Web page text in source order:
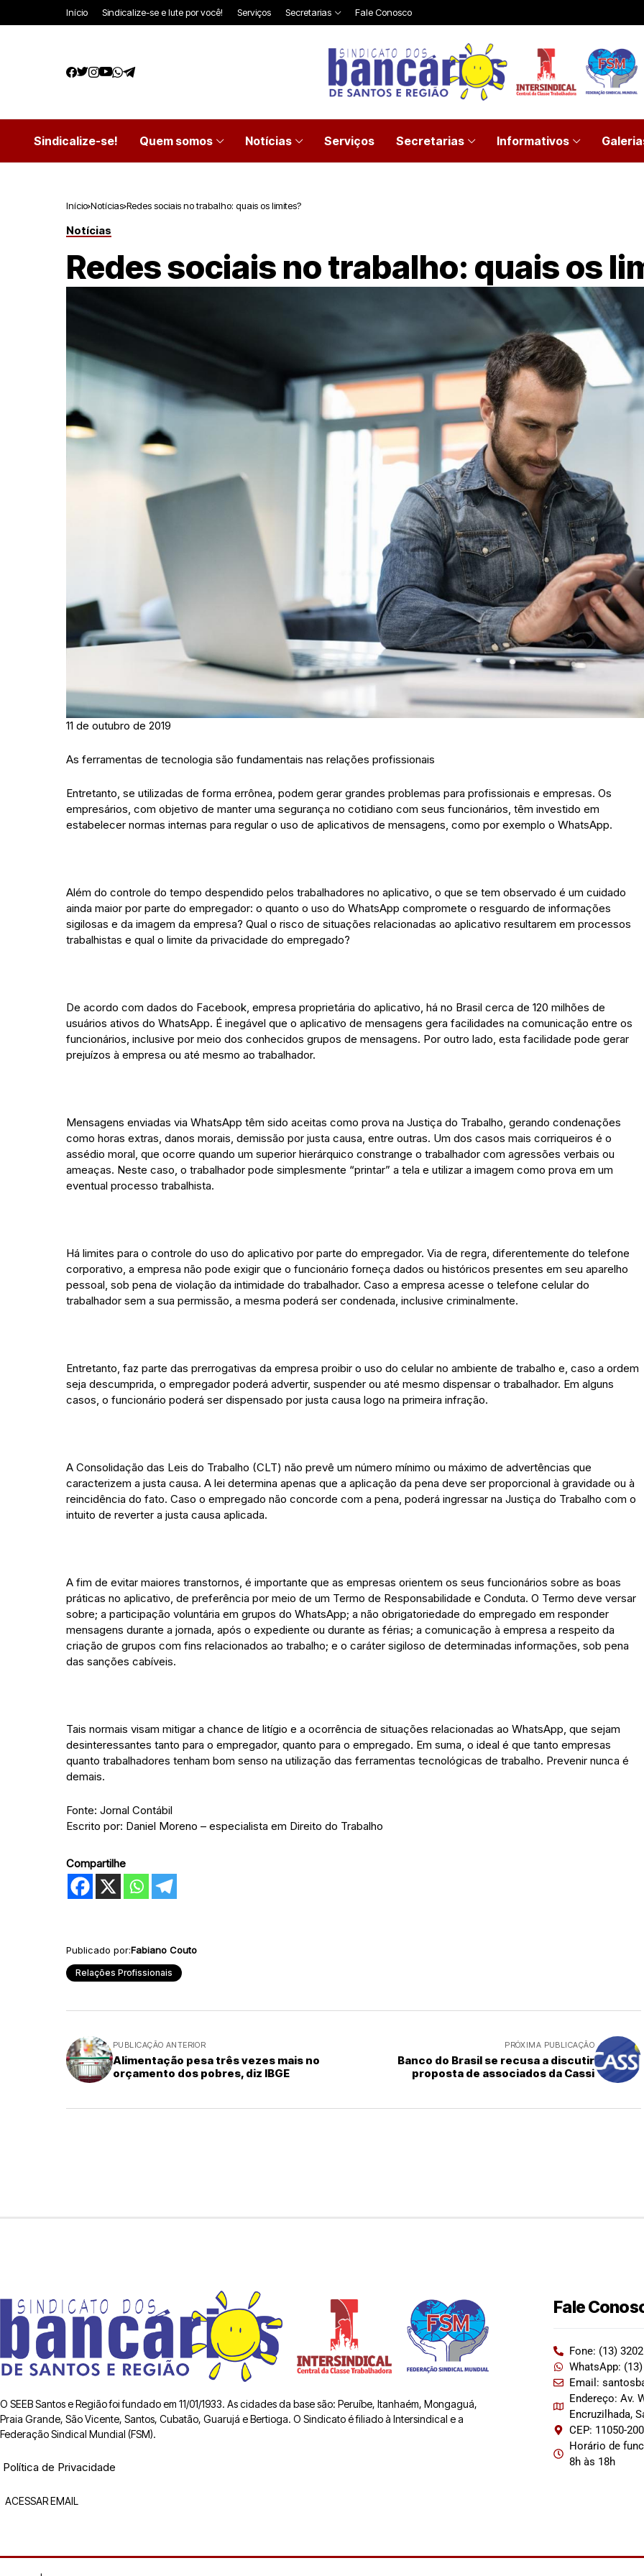
Início Sindicalize-se e lute por você! Serviços Secretarias Fale Conosco
Sindicalize-se! Quem somos Notícias Serviços Secretarias Informativos
Início Notícias Redes sociais no trabalho: quais os limites?
Notícias
Redes sociais no trabalho: quais os
11 de outubro de 2019
As ferramentas de tecnologia são fundamentais nas relações profissionais
Entretanto, se utilizadas de forma errônea, podem gerar grandes problemas para profissionais e empresas. Os
empresários, com objetivo de manter uma segurança no cotidiano com seus funcionários, têm investido em
estabelecer normas internas para regular o uso de aplicativos de mensagens, como por exemplo o WhatsApp.
Além do controle do tempo despendido pelos trabalhadores no aplicativo, o que se tem observado é um cuidado
ainda maior por parte do empregador: o quanto o uso do WhatsApp compromete o resguardo de informações
sigilosas e da imagem da empresa? Qual o risco de situações relacionadas ao aplicativo resultarem em processos
trabalhistas e qual o limite da privacidade do empregado?
De acordo com dados do Facebook, empresa proprietária do aplicativo, há no Brasil cerca de 120 milhões de
usuários ativos do WhatsApp. É inegável que o aplicativo de mensagens gera facilidades na comunicação entre os
funcionários, inclusive por meio dos conhecidos grupos de mensagens. Por outro lado, esta facilidade pode gerar
prejuízos à empresa ou até mesmo ao trabalhador.
Mensagens enviadas via WhatsApp têm sido aceitas como prova na Justiça do Trabalho, gerando condenações
como horas extras, danos morais, demissão por justa causa, entre outras. Um dos casos mais corriqueiros é o
assédio moral, que ocorre quando um superior hierárquico constrange o trabalhador com agressões verbais ou
ameaças. Neste caso, o trabalhador pode simplesmente “printar” a tela e utilizar a imagem como prova em um
eventual processo trabalhista.
Há limites para o controle do uso do aplicativo por parte do empregador. Via de regra, diferentemente do telefone
corporativo, a empresa não pode exigir que o funcionário forneça dados ou históricos presentes em seu aparelho
pessoal, sob pena de violação da intimidade do trabalhador. Caso a empresa acesse o telefone celular do
trabalhador sem a sua permissão, a mesma poderá ser condenada, inclusive criminalmente.
Entretanto, faz parte das prerrogativas da empresa proibir o uso do celular no ambiente de trabalho e, caso a ordem
seja descumprida, o empregador poderá advertir, suspender ou até mesmo dispensar o trabalhador. Em alguns
casos, o funcionário poderá ser dispensado por justa causa logo na primeira infração.
A Consolidação das Leis do Trabalho (CLT) não prevê um número mínimo ou máximo de advertências que
caracterizem a justa causa. A lei determina apenas que a aplicação da pena deve ser proporcional à gravidade ou à
reincidência do fato. Caso o empregado não concorde com a pena, poderá ingressar na Justiça do Trabalho com o
intuito de reverter a justa causa aplicada.
A fim de evitar maiores transtornos, é importante que as empresas orientem os seus funcionários sobre as boas
práticas no aplicativo, de preferência por meio de um Termo de Responsabilidade e Conduta. O Termo deve versar
sobre; a participação voluntária em grupos do WhatsApp; a não obrigatoriedade do empregado em responder
mensagens durante a jornada, após o expediente ou durante as férias; a comunicação à empresa a respeito da
criação de grupos com fins relacionados ao trabalho; e o caráter sigiloso de determinadas informações, sob pena
das sanções cabíveis.
Tais normais visam mitigar a chance de litígio e a ocorrência de situações relacionadas ao WhatsApp, que sejam
desinteressantes tanto para o empregador, quanto para o empregado. Em suma, o ideal é que tanto empresas
quanto trabalhadores tenham bom senso na utilização das ferramentas tecnológicas de trabalho. Prevenir nunca é
demais.
Fonte: Jornal Contábil
Escrito por: Daniel Moreno – especialista em Direito do Trabalho
Compartilhe
Publicado por:Fabiano Couto
Relações Profissionais
PUBLICAÇÃO ANTERIOR
Alimentação pesa três vezes mais no
orçamento dos pobres, diz IBGE
PRÓXIMA PUBLICAÇÃO
Banco do Brasil se recusa a discutir
proposta de associados da Cassi
O SEEB Santos e Região foi fundado em 11/01/1933. As cidades da base são: Peruíbe, Itanhaém, Mongaguá,
Praia Grande, São Vicente, Santos, Cubatão, Guarujá e Bertioga. O Sindicato é filiado à Intersindical e a
Federação Sindical Mundial (FSM).
Política de Privacidade
ACESSAR EMAIL
Fale
Fone: (13)
WhatsApp:
Email:
Endereço: Av.
Encruzilhada,
CEP: 11050-200
Horário de
8h às 18h